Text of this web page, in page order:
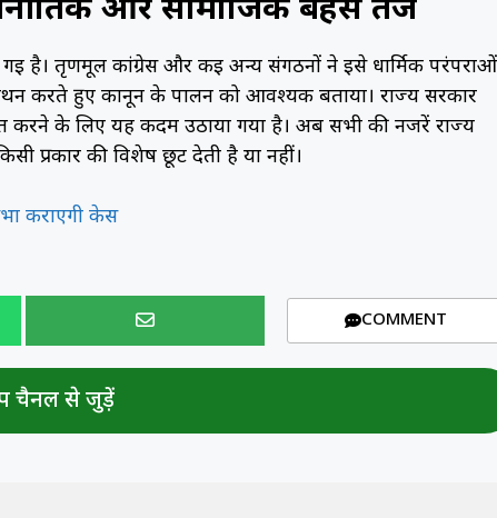
और सामाजिक बहस तेज
है। तृणमूल कांग्रेस और कई अन्य संगठनों ने इसे धार्मिक
करते हुए कानून के पालन को आवश्यक बताया। राज्य सरकार
करने के लिए यह कदम उठाया गया है। अब सभी की नजरें राज्य
प्रकार की विशेष छूट देती है या नहीं।
कराएगी केस
COMMENT
चैनल से जुड़ें